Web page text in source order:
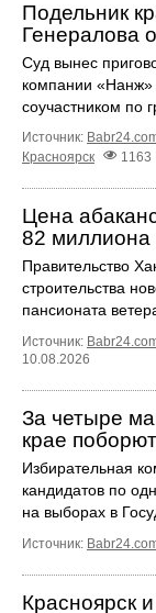
Подельник
Генералова
Суд вынес
компании «Нанж»
соучастником по
Источник:
Красноярск
1163
Цена
82 миллиона
Правительство
строительства
пансионата
Источник:
10.08.2026
За четыре
крае
Избирательная
кандидатов по
на выборах в
Источник:
Красноярск